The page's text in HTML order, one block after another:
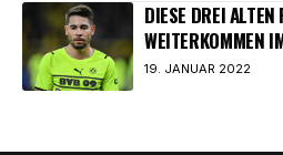
DIESE DREI ALTEN
WEITERKOMMEN
19. JANUAR 2022